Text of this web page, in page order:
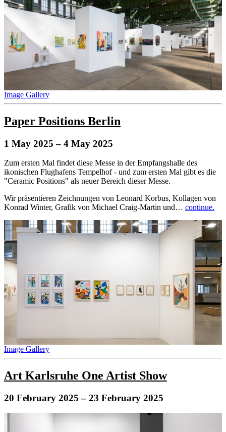
Image Gallery
Paper Positions Berlin
1 May 2025 – 4 May 2025
Zum ersten Mal findet diese Messe in der Empfangshalle des
ikonischen Flughafens Tempelhof - und zum ersten Mal gibt es die
"Ceramic Positions" als neuer Bereich dieser Messe.
Wir präsentieren Zeichnungen von Leonard Korbus, Kollagen von
Konrad Winter, Grafik von Michael Craig-Martin und… continue.
Image Gallery
Art Karlsruhe One Artist Show
20 February 2025 – 23 February 2025